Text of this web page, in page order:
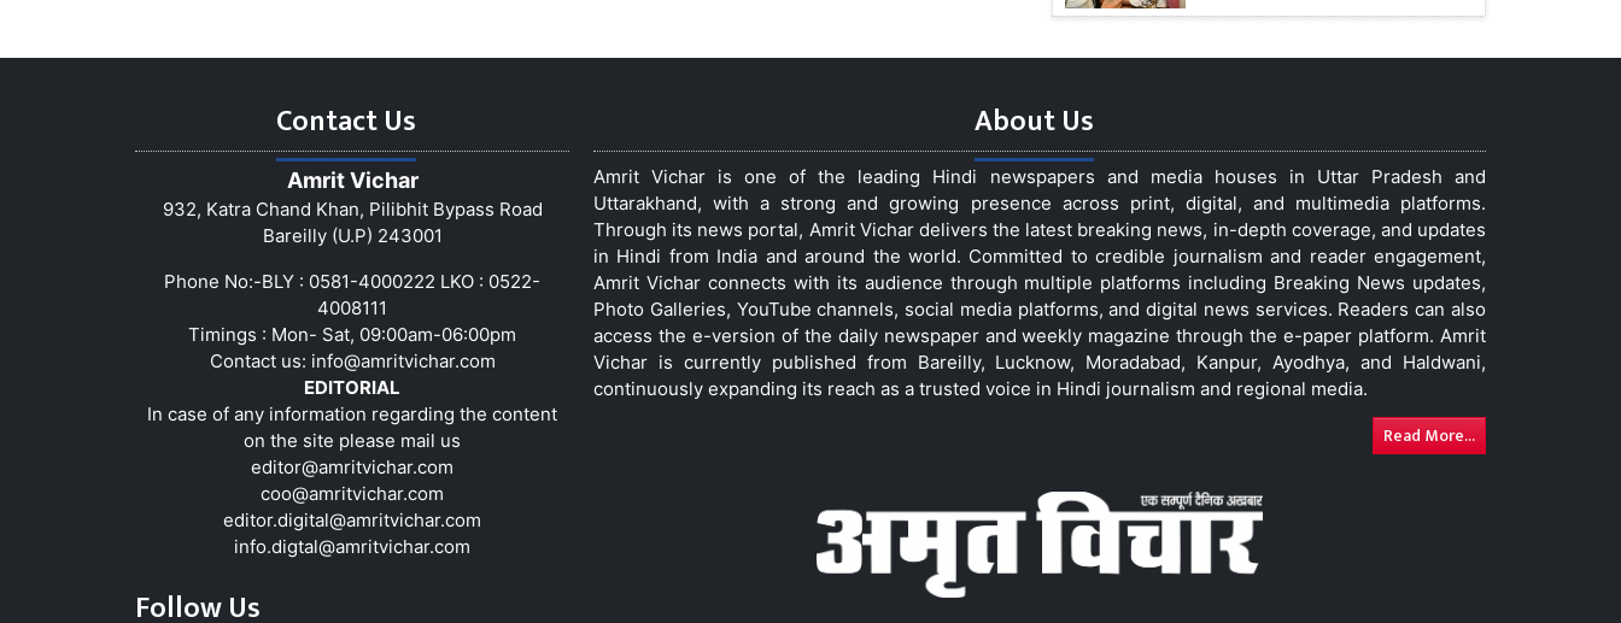
Contact Us
Amrit Vichar
932, Katra Chand Khan, Pilibhit Bypass Road
Bareilly (U.P) 243001
Phone No:-BLY : 0581-4000222 LKO : 0522-
4008111
Timings : Mon- Sat, 09:00am-06:00pm
Contact us: info@amritvichar.com
EDITORIAL
In case of any information regarding the content
on the site please mail us
editor@amritvichar.com
coo@amritvichar.com
editor.digital@amritvichar.com
info.digtal@amritvichar.com
Follow Us
About Us
Amrit Vichar is one of the leading Hindi newspapers and media houses in Uttar Pradesh and
Uttarakhand, with a strong and growing presence across print, digital, and multimedia platforms.
Through its news portal, Amrit Vichar delivers the latest breaking news, in-depth coverage, and updates
in Hindi from India and around the world. Committed to credible journalism and reader engagement,
Amrit Vichar connects with its audience through multiple platforms including Breaking News updates,
Photo Galleries, YouTube channels, social media platforms, and digital news services. Readers can also
access the e-version of the daily newspaper and weekly magazine through the e-paper platform. Amrit
Vichar is currently published from Bareilly, Lucknow, Moradabad, Kanpur, Ayodhya, and Haldwani,
continuously expanding its reach as a trusted voice in Hindi journalism and regional media.
Read More...